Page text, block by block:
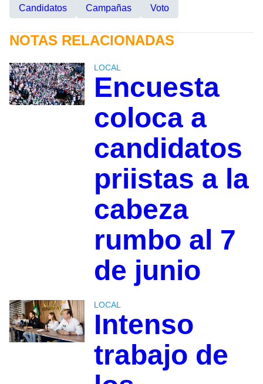
Candidatos Campañas Voto
NOTAS RELACIONADAS
LOCAL
Encuesta
coloca a
candidatos
priistas a la
cabeza
rumbo al 7
de junio
LOCAL
Intenso
trabajo de